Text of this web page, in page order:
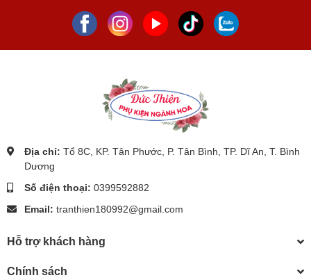
Địa chỉ: Tổ 8C, KP. Tân Phước, P. Tân Bình, TP. Dĩ An, T. Bình
Dương
Số điện thoại: 0399592882
Email: tranthien180992@gmail.com
Hỗ trợ khách hàng
Chính sách